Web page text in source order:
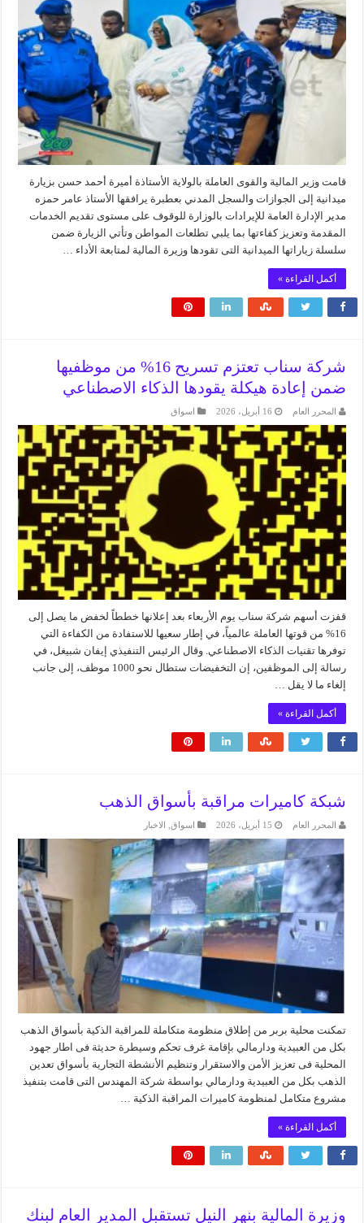
قامت وزير المالية والقوى العاملة بالولاية الأستاذة أميرة أحمد حسن بزيارة
ميدانية إلى الجوازات والسجل المدني بعطبرة يرافقها الأستاذ عامر حمزه
مدير الإدارة العامة للإيرادات بالوزارة للوقوف على مستوى تقديم الخدمات
المقدمة وتعزيز كفاءتها بما يلبي تطلعات المواطن وتأتي الزيارة ضمن
سلسلة زياراتها الميدانية التى تقودها وزيرة المالية لمتابعة الأداء …
أكمل القراءة »
شركة سناب تعتزم تسريح 16% من موظفيها
ضمن إعادة هيكلة يقودها الذكاء الاصطناعي
المحرر العام 16 أبريل، 2026 اسواق
قفزت أسهم شركة سناب يوم الأربعاء بعد إعلانها خططاً لخفض ما يصل إلى
16% من قوتها العاملة عالمياً، في إطار سعيها للاستفادة من الكفاءة التي
توفرها تقنيات الذكاء الاصطناعي. وقال الرئيس التنفيذي إيفان شبيغل، في
رسالة إلى الموظفين، إن التخفيضات ستطال نحو 1000 موظف، إلى جانب
إلغاء ما لا يقل …
أكمل القراءة »
شبكة كاميرات مراقبة بأسواق الذهب
المحرر العام 15 أبريل، 2026 اسواق, الاخبار
تمكنت محلية بربر من إطلاق منظومة متكاملة للمراقبة الذكية بأسواق الذهب
بكل من العبيدية ودارمالي بإقامة غرف تحكم وسيطرة حديثة فى اطار جهود
المحلية فى تعزيز الأمن والاستقرار وتنظيم الأنشطة التجارية بأسواق تعدين
الذهب بكل من العبيدية ودارمالي بواسطة شركة المهندس التى قامت بتنفيذ
مشروع متكامل لمنظومة كاميرات المراقبة الذكية …
أكمل القراءة »
وزيرة المالية بنهر النيل تستقبل المدير العام لبنك